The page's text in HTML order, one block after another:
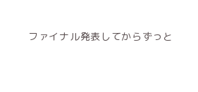
ファイナル発表してからずっと